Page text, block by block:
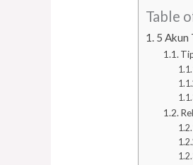
Table
5 Akun